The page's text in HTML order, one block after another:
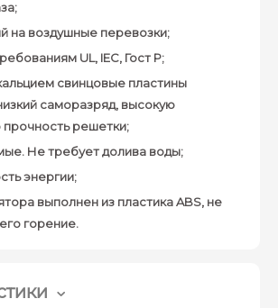
на воздушные перевозки;
UL, IEC, Гост Р;
свинцовые пластины
саморазряд, высокую
прочность решетки;
Не требует долива воды;
энергии;
выполнен из пластика ABS, не
горение.